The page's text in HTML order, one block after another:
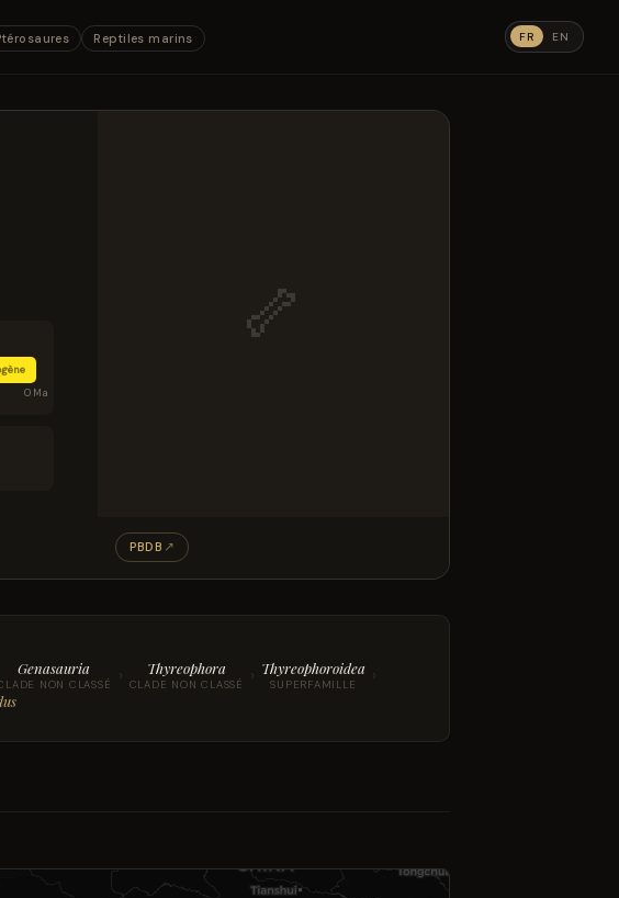
Reptiles marins FR EN
0 Ma
🦴
PBDB ↗
Genasauria
NON CLASSÉ › Thyreophora
CLADE NON CLASSÉ › Thyreophoroidea
SUPERFAMILLE ›